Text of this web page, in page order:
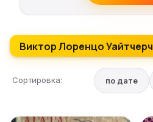
Виктор Лоренцо Уайтчерч
Сортировка: по дате